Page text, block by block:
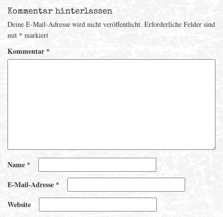
Kommentar hinterlassen
Deine E-Mail-Adresse wird nicht veröffentlicht. Erforderliche Felder sind
mit * markiert
Kommentar*
Name *
E-Mail-Adresse*
Website